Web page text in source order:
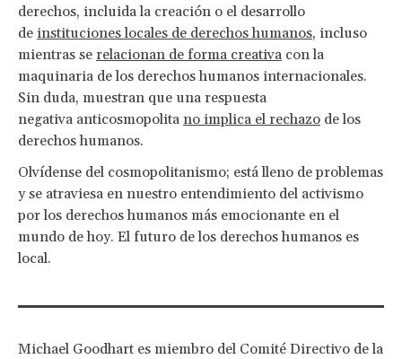
derechos, incluida la creación o el desarrollo
de instituciones locales de derechos humanos, incluso
mientras se relacionan de forma creativa con la
maquinaria de los derechos humanos internacionales.
Sin duda, muestran que una respuesta
negativa anticosmopolita no implica el rechazo de los
derechos humanos.
Olvídense del cosmopolitanismo; está lleno de problemas
y se atraviesa en nuestro entendimiento del activismo
por los derechos humanos más emocionante en el
mundo de hoy. El futuro de los derechos humanos es
local.
Michael Goodhart es miembro del Comité Directivo de la